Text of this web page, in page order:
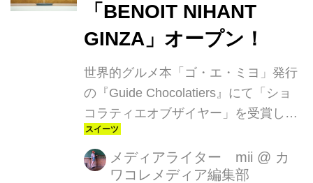
「BENOIT NIHANT
GINZA」オープン！
世界的グルメ本「ゴ・エ・ミヨ」発行
の『Guide Chocolatiers』にて「ショ
コラティエオブザイヤー」を受賞した
カカオ職人“ブノワ・ニアン”が手掛け
るベルギー発のチョコレートブランド
「BENOIT NIHANT (ブノワ・ニア
メディアライター mii @ カ
ワコレメディア編集部